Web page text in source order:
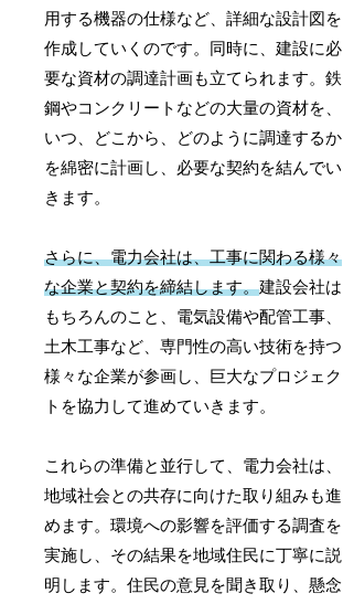
用する機器の仕様など、詳細な設計図を
作成していくのです。同時に、建設に必
要な資材の調達計画も立てられます。鉄
鋼やコンクリートなどの大量の資材を、
いつ、どこから、どのように調達するか
を綿密に計画し、必要な契約を結んでい
きます。
さらに、電力会社は、工事に関わる様々
な企業と契約を締結します。建設会社は
もちろんのこと、電気設備や配管工事、
土木工事など、専門性の高い技術を持つ
様々な企業が参画し、巨大なプロジェク
トを協力して進めていきます。
これらの準備と並行して、電力会社は、
地域社会との共存に向けた取り組みも進
めます。環境への影響を評価する調査を
実施し、その結果を地域住民に丁寧に説
明します。住民の意見を聞き取り、懸念